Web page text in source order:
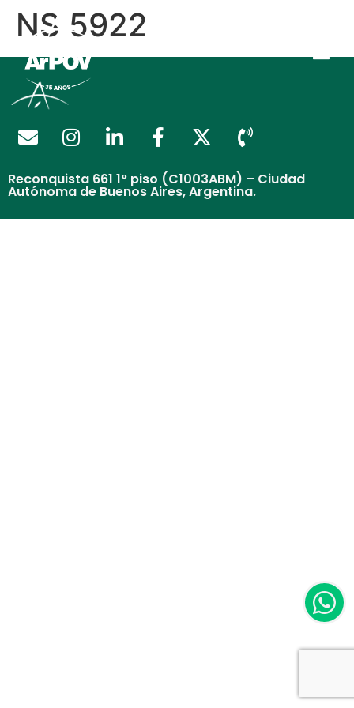
NS 5922
Reconquista 661 1° piso (C1003ABM) – Ciudad
Autónoma de Buenos Aires, Argentina.